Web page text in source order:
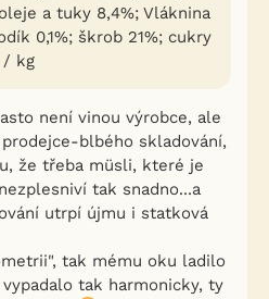
a tuky 8,4%; Vláknina
0,1%; škrob 21%; cukry
/ kg
není vinou výrobce, ale
blbého skladování,
že třeba müsli, které je
tak snadno...a
utrpí újmu i statková
tak mému oku ladilo
tak harmonicky, ty